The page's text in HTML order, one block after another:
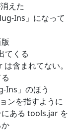
えた
Ins」になって
てくる
含まれてない。
Ins」のほう
ンを指すように
ある tools.jar を